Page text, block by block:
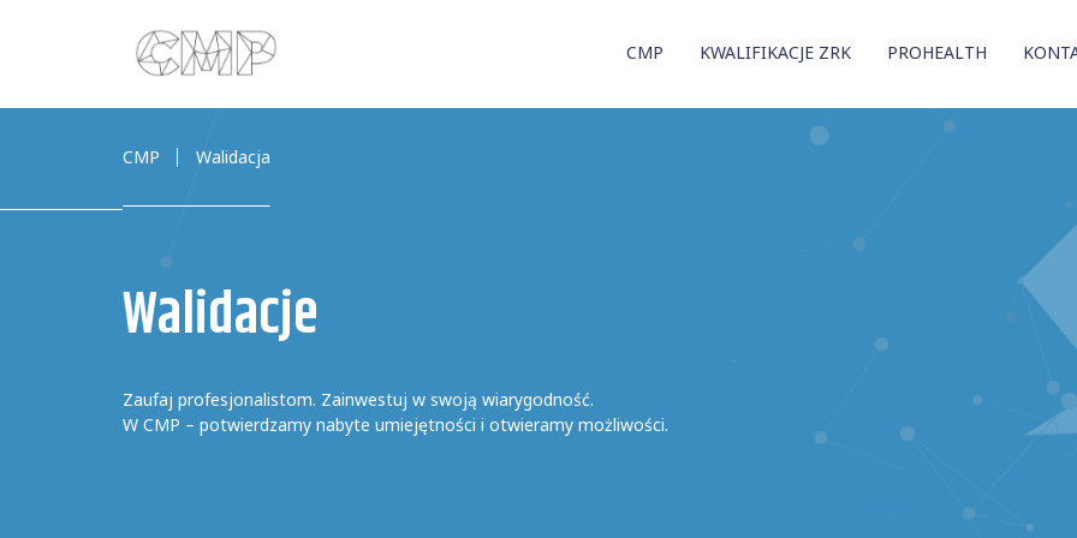
CMP KWALIFIKACJE ZRK PROHEALTH
CMP Walidacja
Walidacje
Zaufaj profesjonalistom. Zainwestuj w swoją wiarygodność.
W CMP – potwierdzamy nabyte umiejętności i otwieramy możliwości.